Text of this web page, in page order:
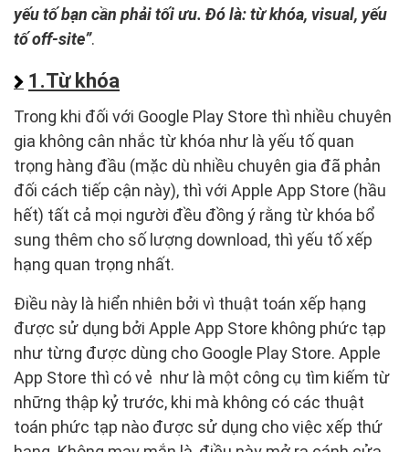
yếu tố bạn cần phải tối ưu. Đó là: từ khóa, visual, yếu
tố off-site”.
1.Từ khóa
Trong khi đối với Google Play Store thì nhiều chuyên
gia không cân nhắc từ khóa như là yếu tố quan
trọng hàng đầu (mặc dù nhiều chuyên gia đã phản
đối cách tiếp cận này), thì với Apple App Store (hầu
hết) tất cả mọi người đều đồng ý rằng từ khóa bổ
sung thêm cho số lượng download, thì yếu tố xếp
hạng quan trọng nhất.
Điều này là hiển nhiên bởi vì thuật toán xếp hạng
được sử dụng bởi Apple App Store không phức tạp
như từng được dùng cho Google Play Store. Apple
App Store thì có vẻ như là một công cụ tìm kiếm từ
những thập kỷ trước, khi mà không có các thuật
toán phức tạp nào được sử dụng cho việc xếp thứ